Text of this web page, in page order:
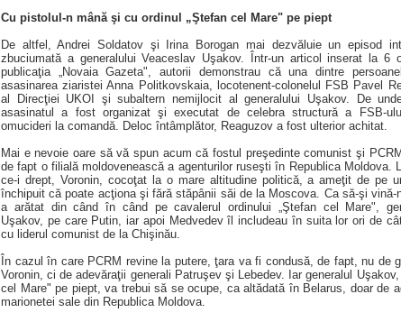
Cu pistolul-n mână şi cu ordinul „Ştefan cel Mare" pe piept
De altfel, Andrei Soldatov şi Irina Borogan mai dezvăluie un episod
zbuciumată a generalului Veaceslav Uşakov. Într-un articol inserat la 6
publicaţia „Novaia Gazeta", autorii demonstrau că una dintre
asasinarea ziaristei Anna Politkovskaia, locotenent-colonelul FSB Pavel
al Direcţiei UKOI şi subaltern nemijlocit al generalului Uşakov. De
asasinatul a fost organizat şi executat de celebra structură a FSB-
omucideri la comandă. Deloc întâmplător, Reaguzov a fost ulterior achitat.
Mai e nevoie oare să vă spun acum că fostul preşedinte comunist şi
de fapt o filială moldovenească a agenturilor ruseşti în Republica Moldova.
ce-i drept, Voronin, cocoţat la o mare altitudine politică, a ameţit de pe
închipuit că poate acţiona şi fără stăpânii săi de la Moscova. Ca să-şi
a arătat din când în când pe cavalerul ordinului „Ştefan cel Mare",
Uşakov, pe care Putin, iar apoi Medvedev îl includeau în suita lor ori de
cu liderul comunist de la Chişinău.
În cazul în care PCRM revine la putere, ţara va fi condusă, de fapt, nu de
Voronin, ci de adevăraţii generali Patruşev şi Lebedev. Iar generalul
cel Mare" pe piept, va trebui să se ocupe, ca altădată în Belarus, doar de
marionetei sale din Republica Moldova.